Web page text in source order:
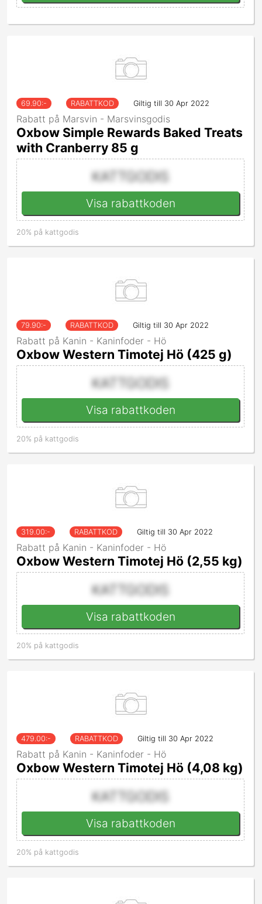
69.90:- RABATTKOD Giltig till 30 Apr 2022
Rabatt på Marsvin - Marsvinsgodis
Oxbow Simple Rewards Baked Treats
with Cranberry 85 g
KATTGODIS
Visa rabattkoden
20% på kattgodis
79.90:- RABATTKOD Giltig till 30 Apr 2022
Rabatt på Kanin - Kaninfoder - Hö
Oxbow Western Timotej Hö (425 g)
KATTGODIS
Visa rabattkoden
20% på kattgodis
319.00:- RABATTKOD Giltig till 30 Apr 2022
Rabatt på Kanin - Kaninfoder - Hö
Oxbow Western Timotej Hö (2,55 kg)
KATTGODIS
Visa rabattkoden
20% på kattgodis
479.00:- RABATTKOD Giltig till 30 Apr 2022
Rabatt på Kanin - Kaninfoder - Hö
Oxbow Western Timotej Hö (4,08 kg)
KATTGODIS
Visa rabattkoden
20% på kattgodis